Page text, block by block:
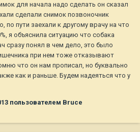
для начала надо сделать он сказал
сделали снимок позвоночник
по пути заехали к другому врачу на что
я объяснила ситуацию что собака
сразу понял в чем дело, это было
при нем тоже отказывают
что он нам прописал, но буквально
как и раньше. Будем надеяться что у
пользователем Bruce